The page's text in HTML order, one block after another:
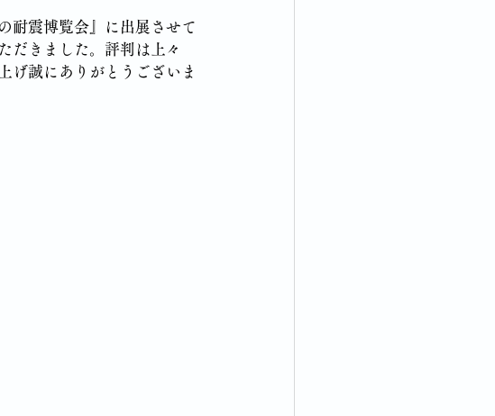
耐震博覧会』に出展させて
だきました。評判は上々
げ誠にありがとうございま